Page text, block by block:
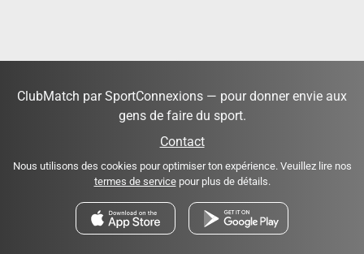
ClubMatch par SportConnexions — pour donner envie aux
gens de faire du sport.
Contact
Nous utilisons des cookies pour optimiser ton expérience. Veuillez lire nos
termes de servicepour plus de détails.